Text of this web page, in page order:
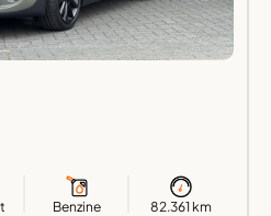
Benzine 82.361 km